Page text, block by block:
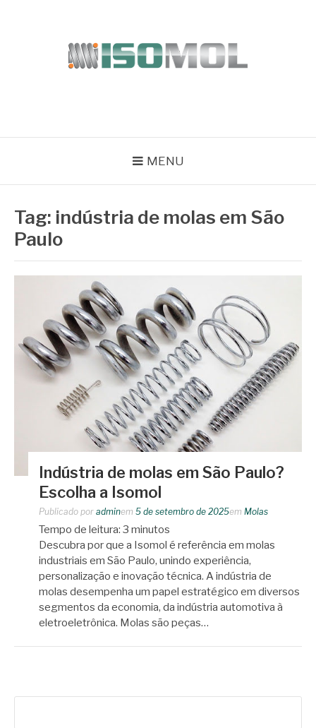
MENU
Tag: indústria de molas em São
Paulo
Indústria de molas em São Paulo?
Escolha a Isomol
Publicado por adminem 5 de setembro de 2025em Molas
Tempo de leitura: 3 minutos
Descubra por que a Isomol é referência em molas
industriais em São Paulo, unindo experiência,
personalização e inovação técnica. A indústria de
molas desempenha um papel estratégico em diversos
segmentos da economia, da indústria automotiva à
eletroeletrônica. Molas são peças…